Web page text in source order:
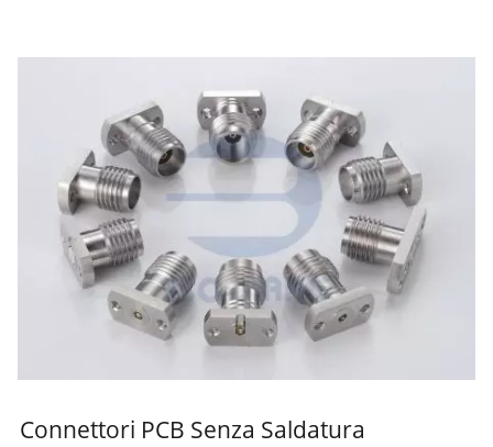
Connettori PCB Senza Saldatura